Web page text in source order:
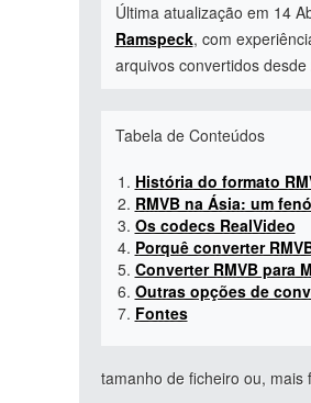
Última atualização em 14
Ramspeck, com
arquivos convertidos desde
Tabela de Conteúdos
História do formato
RMVB na Ásia: um
Os codecs RealVideo
Porquê converter
Converter RMVB para
Outras opções de
Fontes
tamanho de ficheiro ou,